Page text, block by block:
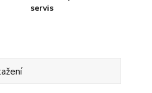
servis